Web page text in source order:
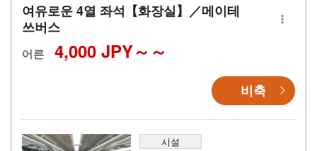
여유로운 4열 좌석【화장실】／메이테
쓰버스
어른 4,000 JPY～
비축
시설